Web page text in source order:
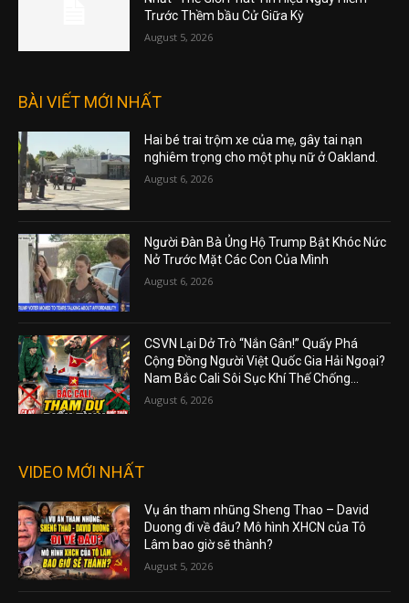
Trước Thềm bầu Cử Giữa Kỳ
August 5, 2026
BÀI VIẾT MỚI NHẤT
Hai bé trai trộm xe của mẹ, gây tai nạn
nghiêm trọng cho một phụ nữ ở Oakland.
August 6, 2026
Người Đàn Bà Ủng Hộ Trump Bật Khóc Nức
Nở Trước Mặt Các Con Của Mình
August 6, 2026
CSVN Lại Dở Trò “Nắn Gân!” Quấy Phá
Cộng Đồng Người Việt Quốc Gia Hải Ngoại?
Nam Bắc Cali Sôi Sục Khí Thế Chống...
August 6, 2026
VIDEO MỚI NHẤT
Vụ án tham nhũng Sheng Thao – David
Duong đi về đâu? Mô hình XHCN của Tô
Lâm bao giờ sẽ thành?
August 5, 2026